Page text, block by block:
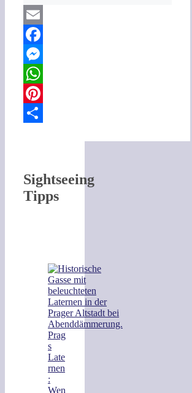
Email
Facebook
Messenger
WhatsApp
Pinterest
Sightseeing
Tipps
Prag
s
Late
rnen
:
Wen